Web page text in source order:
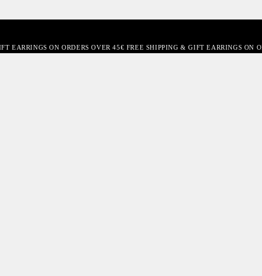
EARRINGS ON ORDERS OVER 45€ FREE SHIPPING & GIFT EARRINGS ON